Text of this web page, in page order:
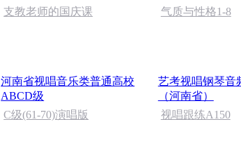
支教老师的国庆课
气质与性格1-8
河南省视唱音乐类普通高校
ABCD级
C级(61-70)演唱版
艺考视唱钢琴音
（河南省）
视唱跟练A150